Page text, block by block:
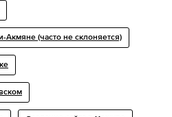
Акмяне (часто не склоняется)